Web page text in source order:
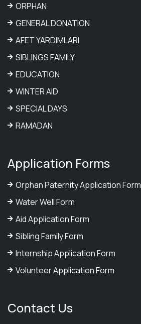
ORPHAN
GENERAL DONATION
AFET YARDIMLARI
SIBLINGS FAMILY
EDUCATION
WINTER AID
SPECIAL DAYS
RAMADAN
Application Forms
Orphan Paternity Application Form
Water Well Form
Aid Application Form
Sibling Family Form
Internship Application Form
Volunteer Application Form
Contact Us